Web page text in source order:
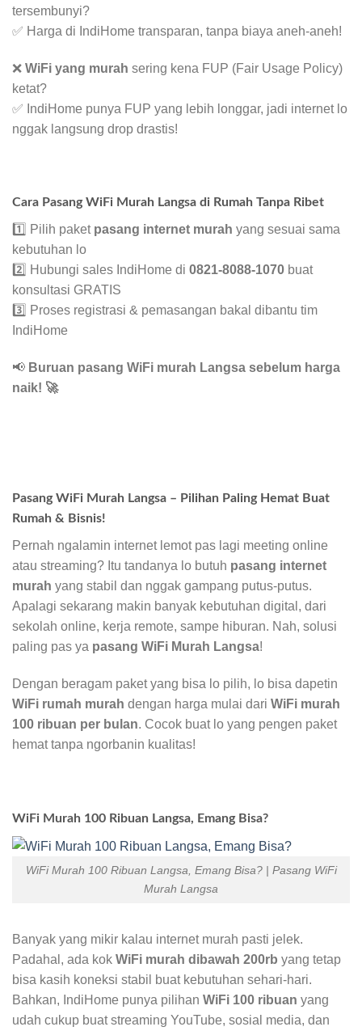
tersembunyi?
✅ Harga di IndiHome transparan, tanpa biaya aneh-aneh!
❌ WiFi yang murah sering kena FUP (Fair Usage Policy)
ketat?
✅ IndiHome punya FUP yang lebih longgar, jadi internet lo
nggak langsung drop drastis!
Cara Pasang WiFi Murah Langsa di Rumah Tanpa Ribet
1️⃣ Pilih paket pasang internet murah yang sesuai sama
kebutuhan lo
2️⃣ Hubungi sales IndiHome di 0821-8088-1070 buat
konsultasi GRATIS
3️⃣ Proses registrasi & pemasangan bakal dibantu tim
IndiHome
📢 Buruan pasang WiFi murah Langsa sebelum harga
naik! 🚀
Pasang WiFi Murah Langsa – Pilihan Paling Hemat Buat
Rumah & Bisnis!
Pernah ngalamin internet lemot pas lagi meeting online
atau streaming? Itu tandanya lo butuh pasang internet
murah yang stabil dan nggak gampang putus-putus.
Apalagi sekarang makin banyak kebutuhan digital, dari
sekolah online, kerja remote, sampe hiburan. Nah, solusi
paling pas ya pasang WiFi Murah Langsa!
Dengan beragam paket yang bisa lo pilih, lo bisa dapetin
WiFi rumah murah dengan harga mulai dari WiFi murah
100 ribuan per bulan. Cocok buat lo yang pengen paket
hemat tanpa ngorbanin kualitas!
WiFi Murah 100 Ribuan Langsa, Emang Bisa?
WiFi Murah 100 Ribuan Langsa, Emang Bisa? | Pasang WiFi
Murah Langsa
Banyak yang mikir kalau internet murah pasti jelek.
Padahal, ada kok WiFi murah dibawah 200rb yang tetap
bisa kasih koneksi stabil buat kebutuhan sehari-hari.
Bahkan, IndiHome punya pilihan WiFi 100 ribuan yang
udah cukup buat streaming YouTube, sosial media, dan